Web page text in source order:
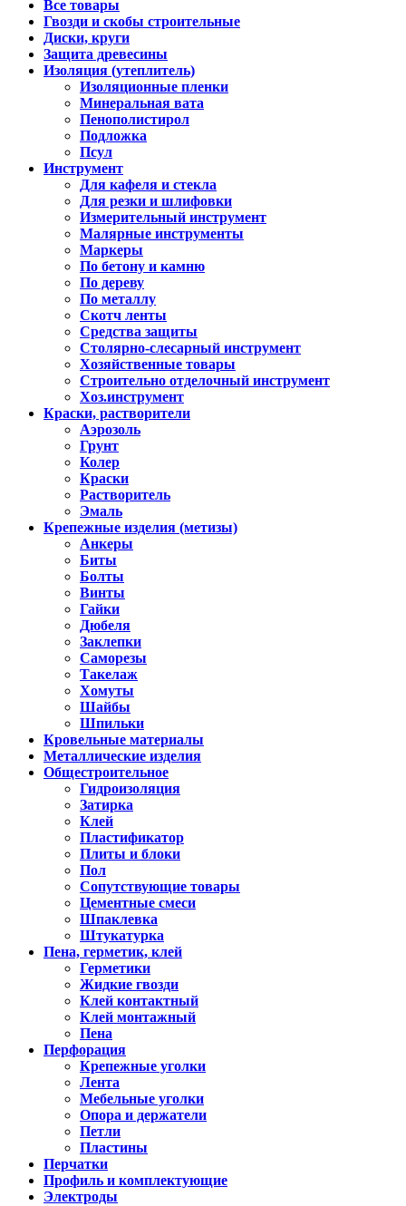
Все товары
Гвозди и скобы строительные
Диски, круги
Защита древесины
Изоляция (утеплитель)
Изоляционные пленки
Минеральная вата
Пенополистирол
Подложка
Псул
Инструмент
Для кафеля и стекла
Для резки и шлифовки
Измерительный инструмент
Малярные инструменты
Маркеры
По бетону и камню
По дереву
По металлу
Скотч ленты
Средства защиты
Столярно-слесарный инструмент
Хозяйственные товары
Строительно отделочный инструмент
Хоз.инструмент
Краски, растворители
Аэрозоль
Грунт
Колер
Краски
Растворитель
Эмаль
Крепежные изделия (метизы)
Анкеры
Биты
Болты
Винты
Гайки
Дюбеля
Заклепки
Саморезы
Такелаж
Хомуты
Шайбы
Шпильки
Кровельные материалы
Металлические изделия
Общестроительное
Гидроизоляция
Затирка
Клей
Пластификатор
Плиты и блоки
Пол
Сопутствующие товары
Цементные смеси
Шпаклевка
Штукатурка
Пена, герметик, клей
Герметики
Жидкие гвозди
Клей контактный
Клей монтажный
Пена
Перфорация
Крепежные уголки
Лента
Мебельные уголки
Опора и держатели
Петли
Пластины
Перчатки
Профиль и комплектующие
Электроды